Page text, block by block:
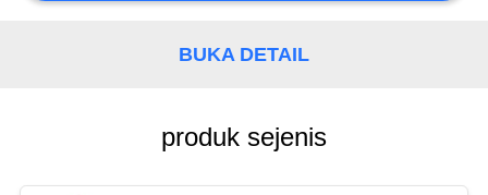
BUKA DETAIL
produk sejenis